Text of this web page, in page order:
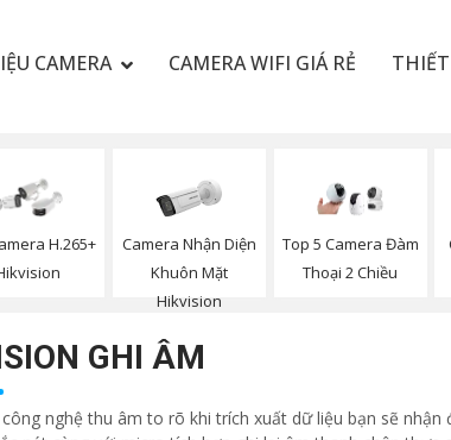
CAMERA CAMERA WIFI GIÁ RẺ
H.265+
Camera Nhận Diện
Khuôn Mặt
Hikvision
Top 5 Camera Đàm
Thoại 2 Chiều
GHI ÂM
nghệ thu âm to rõ khi trích xuất dữ liệu bạn sẽ nhận